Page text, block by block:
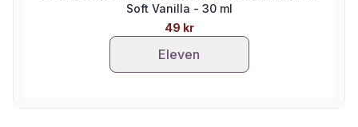
Soft Vanilla - 30 ml
49 kr
Eleven